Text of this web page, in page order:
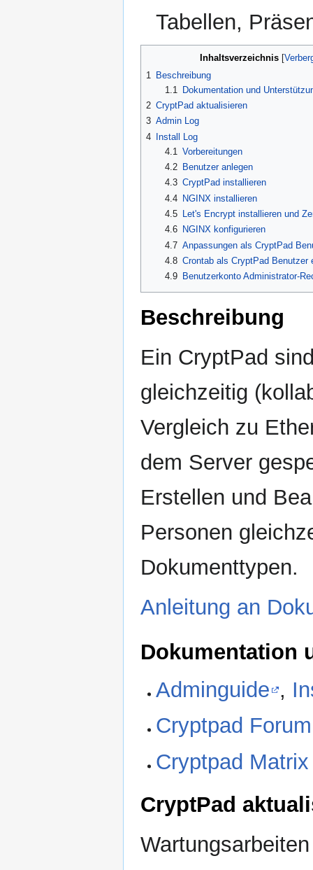
Tabellen,
Inhaltsverzeichnis
1
Beschreibung
1.1
Dokumentation und
2 CryptPad aktualisieren
3 Admin Log
4 Install Log
4.1 Vorbereitungen
4.2
Benutzer anlegen
4.3 CryptPad installieren
4.4 NGINX installieren
4.5
Let's Encrypt installieren und
4.6
NGINX konfigurieren
4.7 Anpassungen als CryptPad
4.8 Crontab als CryptPad Benutzer
4.9
Benutzerkonto Administrator-
Beschreibung
Ein CryptPad
gleichzeitig
Vergleich zu
dem Server
Erstellen und
Personen
Dokumenttypen.
Anleitung an
Dokumentation
Adminguide ,
Cryptpad Forum
Cryptpad
CryptPad